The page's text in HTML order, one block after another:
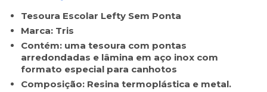
Tesoura Escolar Lefty Sem Ponta
Marca: Tris
Contém: uma tesoura com pontas
arredondadas e lâmina em aço inox com
formato especial para canhotos
Composição: Resina termoplástica e metal.